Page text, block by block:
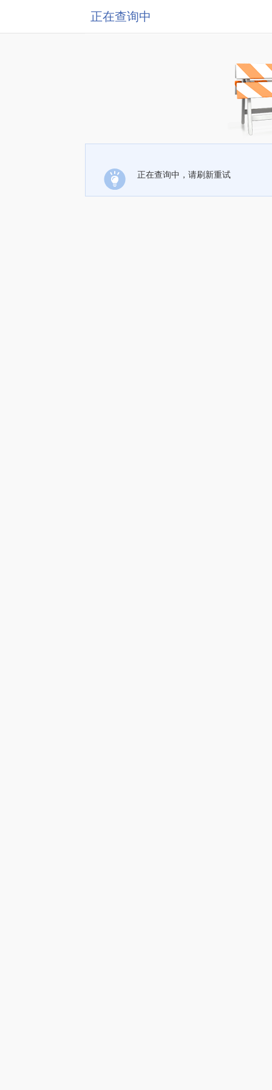
正在查询中
正在查询中，请刷新重试